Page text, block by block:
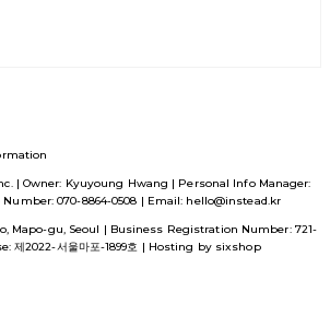
| Owner: Kyuyoung Hwang | Personal Info Manager:
070-8864-0508 | Email: hello@instead.kr
Mapo-gu, Seoul | Business Registration Number: 721-
제2022-서울마포-1899호 | Hosting by sixshop